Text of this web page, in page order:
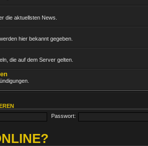
die aktuellsten News.
hier bekannt gegeben.
die auf dem Server gelten.
Passwort: